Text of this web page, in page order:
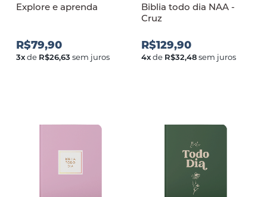
Explore e aprenda
R$79,90
3xde R$26,63 sem juros
Biblia todo dia NAA -
Cruz
R$129,90
4xde R$32,48sem juros